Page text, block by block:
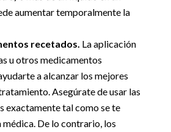
aumentar temporalmente la
recetados. La aplicación
u otros medicamentos
a alcanzar los mejores
Asegúrate de usar las
exactamente tal como se te
médica. De lo contrario, los